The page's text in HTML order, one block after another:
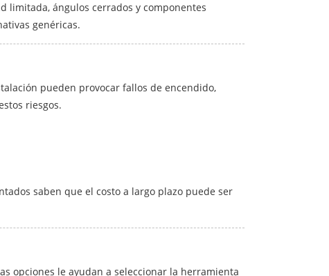
limitada, ángulos cerrados y componentes
genéricas.
pueden provocar fallos de encendido,
riesgos.
saben que el costo a largo plazo puede ser
opciones le ayudan a seleccionar la herramienta